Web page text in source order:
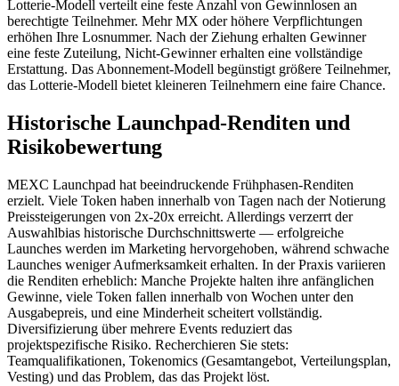
Lotterie-Modell verteilt eine feste Anzahl von Gewinnlosen an
berechtigte Teilnehmer. Mehr MX oder höhere Verpflichtungen
erhöhen Ihre Losnummer. Nach der Ziehung erhalten Gewinner
eine feste Zuteilung, Nicht-Gewinner erhalten eine vollständige
Erstattung. Das Abonnement-Modell begünstigt größere Teilnehmer,
das Lotterie-Modell bietet kleineren Teilnehmern eine faire Chance.
Historische Launchpad-Renditen und
Risikobewertung
MEXC Launchpad hat beeindruckende Frühphasen-Renditen
erzielt. Viele Token haben innerhalb von Tagen nach der Notierung
Preissteigerungen von 2x-20x erreicht. Allerdings verzerrt der
Auswahlbias historische Durchschnittswerte — erfolgreiche
Launches werden im Marketing hervorgehoben, während schwache
Launches weniger Aufmerksamkeit erhalten. In der Praxis variieren
die Renditen erheblich: Manche Projekte halten ihre anfänglichen
Gewinne, viele Token fallen innerhalb von Wochen unter den
Ausgabepreis, und eine Minderheit scheitert vollständig.
Diversifizierung über mehrere Events reduziert das
projektspezifische Risiko. Recherchieren Sie stets:
Teamqualifikationen, Tokenomics (Gesamtangebot, Verteilungsplan,
Vesting) und das Problem, das das Projekt löst.